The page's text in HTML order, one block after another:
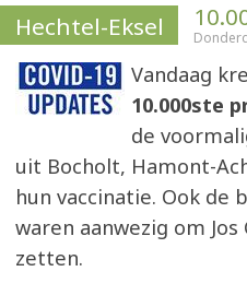
Hechtel-Eksel
Vandaag
10.000ste
de
uit Bocholt, Hamont-
hun vaccinatie. Ook de
waren aanwezig om
zetten.